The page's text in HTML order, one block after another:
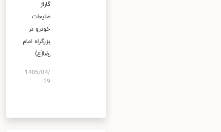
گاراژ
ضایعات
خودرو در
بزرگراه امام
رضا(ع)
1405/04/
19